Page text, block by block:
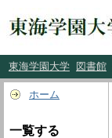
東海学園大学 図書館
ホーム
一覧する